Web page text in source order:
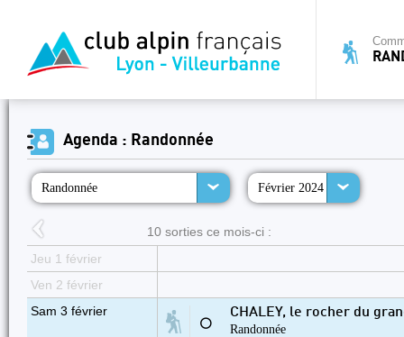
Agenda : Randonnée
Randonnée Février 2024
10 sorties ce mois-ci :
Jeu 1 février
Ven 2 février
Sam 3 février
⚪
CHALEY, le rocher du
Randonnée